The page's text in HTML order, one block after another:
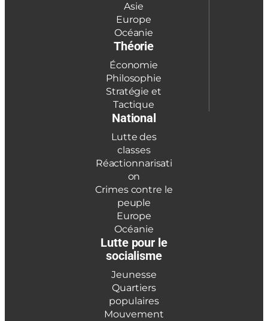
Asie
Europe
Océanie
Théorie
Économie
Philosophie
Stratégie et
Tactique
National
Lutte des
classes
Réactionnarisati
on
Crimes contre le
peuple
Europe
Océanie
Lutte pour le
socialisme
Jeunesse
Quartiers
populaires
Mouvement